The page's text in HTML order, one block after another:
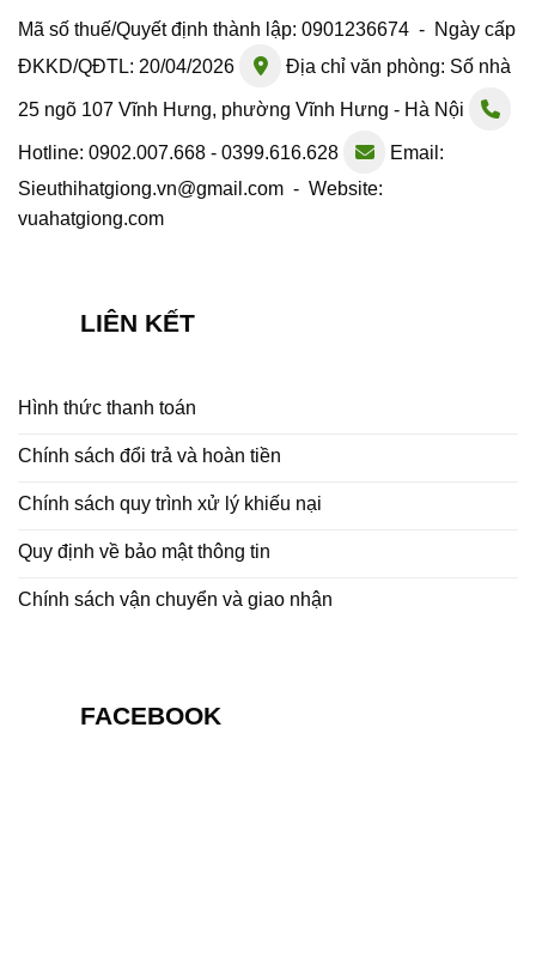
Mã số thuế/Quyết định thành lập: 0901236674 - Ngày cấp
ĐKKD/QĐTL: 20/04/2026
Địa chỉ văn phòng: Số nhà
25 ngõ 107 Vĩnh Hưng, phường Vĩnh Hưng - Hà Nội
Hotline: 0902.007.668 - 0399.616.628
Email:
Sieuthihatgiong.vn@gmail.com - Website:
vuahatgiong.com
LIÊN KẾT
Hình thức thanh toán
Chính sách đổi trả và hoàn tiền
Chính sách quy trình xử lý khiếu nại
Quy định về bảo mật thông tin
Chính sách vận chuyển và giao nhận
FACEBOOK